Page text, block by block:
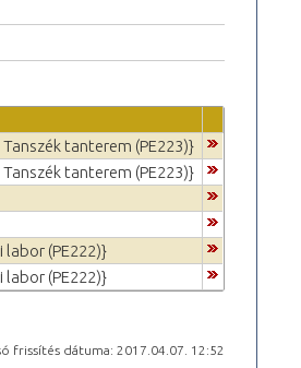
tanterem (PE223)}
tanterem (PE223)}
labor (PE222)}
labor (PE222)}
frissítés dátuma: 2017.04.07. 12:52